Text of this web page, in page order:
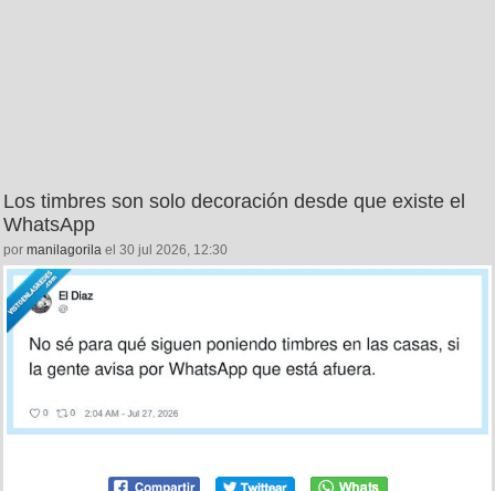
Los timbres son solo decoración desde que existe el
WhatsApp
por manilagorila el 30 jul 2026, 12:30